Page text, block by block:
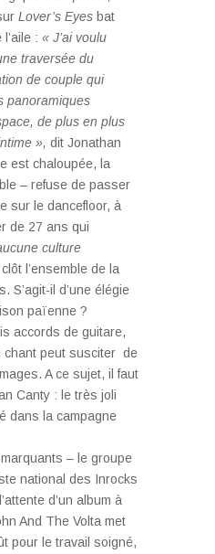
Lover’s Eyes bat
: « J’ai voulu
traversée du
de couple qui
panoramiques
de plus en plus
», dit Jonathan
est chaloupée, la
– refuse de passer
sur le dancefloor, à
de 27 ans qui
culture
clôt l’ensemble de la
S’agit-il d’une élégie
païenne ?
accords de guitare,
chant peut susciter de
A ce sujet, il faut
Canty : le très joli
dans la campagne
– le groupe
national des Inrocks
d’un album à
And The Volta met
pour le travail soigné,